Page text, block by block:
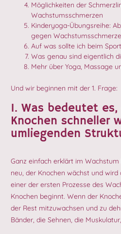
Möglichkeiten der
Wachstumsschmerzen
Kinderyoga-Übungsreihe:
gegen
Auf was sollte ich beim
Was genau sind eigentlich
Mehr über Yoga, Massage
Und wir beginnen mit der 1. Frage:
1. Was bedeutet
Knochen schneller
umliegenden
Ganz einfach erklärt im
neu, der Knochen wächst und wird
einer der ersten Prozesse des
Knochen beginnt. Wenn der
der Rest mitzuwachsen und zu
Bänder, die Sehnen, die